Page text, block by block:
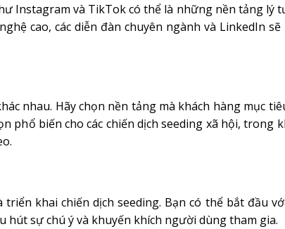
Instagram và TikTok có thể là những nền tảng lý
cao, các diễn đàn chuyên ngành và LinkedIn sẽ
nhau. Hãy chọn nền tảng mà khách hàng mục
phổ biến cho các chiến dịch seeding xã hội, trong
khai chiến dịch seeding. Bạn có thể bắt đầu
hút sự chú ý và khuyến khích người dùng tham gia.